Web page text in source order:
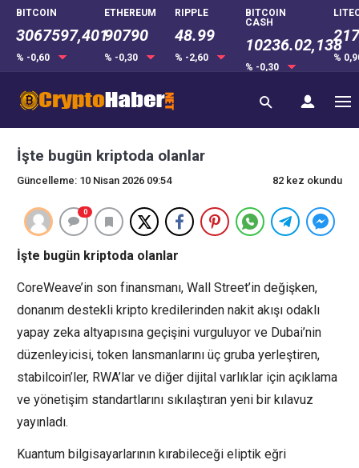
BITCOIN
3067597,401
% -0,60
ETHEREUM
90790
% -0,30
RIPPLE
48.99
% -2,60
BITCOIN
CASH
10236.02,138
% -0,30
%
İşte bugün kriptoda olanlar
Güncelleme: 10 Nisan 2026 09:54 82 kez okundu
0
İşte bugün kriptoda olanlar
CoreWeave’in son finansmanı, Wall Street’in değişken,
donanım destekli kripto kredilerinden nakit akışı odaklı
yapay zeka altyapısına geçişini vurguluyor ve Dubai’nin
düzenleyicisi, token lansmanlarını üç gruba yerleştiren,
stabilcoin’ler, RWA’lar ve diğer dijital varlıklar için açıklama
ve yönetişim standartlarını sıkılaştıran yeni bir kılavuz
yayınladı.
Kuantum bilgisayarlarının kırabileceği eliptik eğri